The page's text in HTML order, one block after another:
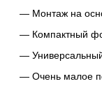
Монтаж на
Компактный
Очень малое